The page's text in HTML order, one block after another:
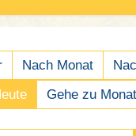
Nach Monat
Gehe zu Monat